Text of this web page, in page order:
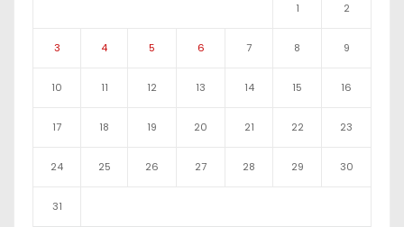
1 2
3 4 5 6 7 8 9
10 11 12 13 14 15 16
17 18 19 20 21 22 23
24 25 26 27 28 29 30
31